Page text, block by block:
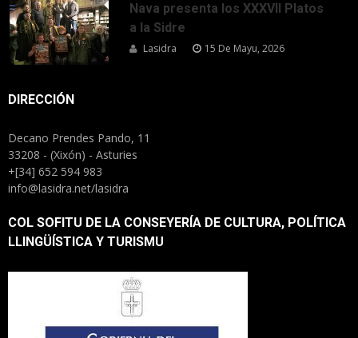
Nava presenta los XXXVII Platos
a la Sidre
Lasidra 15 De Mayu, 2026
DIRECCIÓN
Decano Prendes Pando, 11
33208 - (Xixón) - Asturies
+[34] 652 594 983
info@lasidra.net/lasidra
COL SOFITU DE LA CONSEYERÍA DE CULTURA, POLÍTICA
LLINGÜÍSTICA Y TURISMU